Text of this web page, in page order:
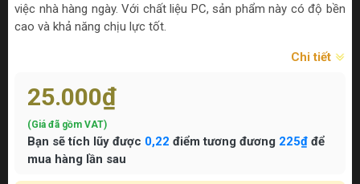
việc nhà hàng ngày. Với chất liệu PC, sản phẩm này có độ bền
cao và khả năng chịu lực tốt.
Chi tiết
25.000₫
(Giá đã gồm VAT)
Bạn sẽ tích lũy được 0,22 điểm tương đương 225₫ để
mua hàng lần sau